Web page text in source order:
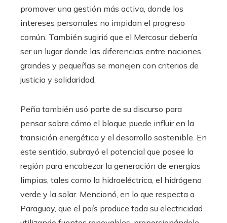
promover una gestión más activa, donde los
intereses personales no impidan el progreso
común. También sugirió que el Mercosur debería
ser un lugar donde las diferencias entre naciones
grandes y pequeñas se manejen con criterios de
justicia y solidaridad.
Peña también usó parte de su discurso para
pensar sobre cómo el bloque puede influir en la
transición energética y el desarrollo sostenible. En
este sentido, subrayó el potencial que posee la
región para encabezar la generación de energías
limpias, tales como la hidroeléctrica, el hidrógeno
verde y la solar. Mencionó, en lo que respecta a
Paraguay, que el país produce toda su electricidad